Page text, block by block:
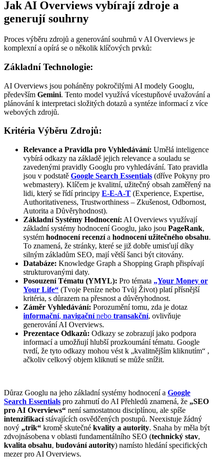
Jak AI Overviews vybírají zdroje a
generují souhrny
Proces výběru zdrojů a generování souhrnů v AI Overviews je
komplexní a opírá se o několik klíčových prvků:
Základní Technologie:
AI Overviews jsou poháněny pokročilými AI modely Googlu,
především Gemini. Tento model využívá vícestupňové uvažování a
plánování k interpretaci složitých dotazů a syntéze informací z více
webových zdrojů.
Kritéria Výběru Zdrojů:
Relevance a Pravidla pro Vyhledávání: Umělá inteligence
vybírá odkazy na základě jejich relevance a souladu se
zavedenými pravidly Googlu pro vyhledávání. Tato pravidla
jsou v podstatě Google Search Essentials (dříve Pokyny pro
webmastery). Klíčem je kvalitní, užitečný obsah zaměřený na
lidi, který se řídí principy E-E-A-T (Experience, Expertise,
Authoritativeness, Trustworthiness – Zkušenost, Odbornost,
Autorita a Důvěryhodnost).
Základní Systémy Hodnocení: AI Overviews využívají
základní systémy hodnocení Googlu, jako jsou PageRank,
systém hodnocení recenzía hodnocení užitečného obsahu.
To znamená, že stránky, které se již dobře umisťují díky
silným základům SEO, mají větší šanci být citovány.
Databáze: Knowledge Graph a Shopping Graph přispívají
strukturovanými daty.
Posouzení Tématu (YMYL): Pro témata „Your Money or
Your Life“ (Tvoje Peníze nebo Tvůj Život) platí přísnější
kritéria, s důrazem na přesnost a důvěryhodnost.
Záměr Vyhledávání: Porozumění tomu, zda je dotaz
informační, navigačnínebo transakční, ovlivňuje
generování AI Overviews.
Prezentace Odkazů: Odkazy se zobrazují jako podpora
informací a umožňují hlubší prozkoumání tématu. Google
tvrdí, že tyto odkazy mohou vést k „kvalitnějším kliknutím“ ,
ačkoliv celkový objem kliknutí se může snížit.
Důraz Googlu na jeho základní systémy hodnocení a Google
Search Essentials pro zahrnutí do AI Přehledů znamená, že „SEO
pro AI Overviews“ není samostatnou disciplínou, ale spíše
intenzifikacístávajících osvědčených postupů. Neexistuje žádný
nový „trik“ kromě skutečné kvality a autority. Snaha by měla být
zdvojnásobena v oblasti fundamentálního SEO (technický stav,
kvalita obsahu, budování autority) namísto hledání specifických
mezer pro AI Overviews.